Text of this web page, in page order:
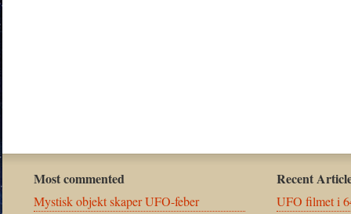
Most commented
Mystisk objekt skaper UFO-feber
Recent
UFO filmet i